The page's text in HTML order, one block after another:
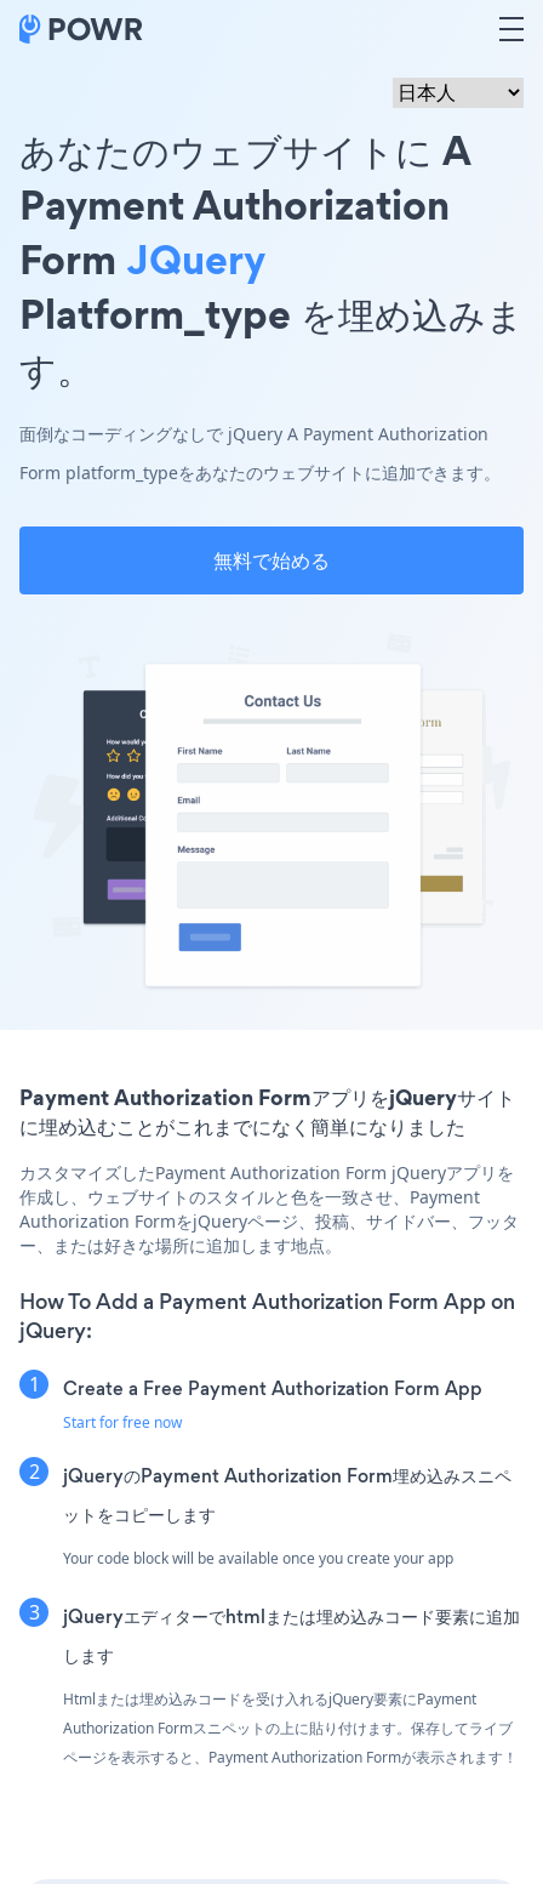
あなたのウェブサイトに A
Payment Authorization
Form JQuery
Platform_type を埋め込みま
す。
面倒なコーディングなしで jQuery A Payment Authorization
Form platform_typeをあなたのウェブサイトに追加できます。
無料で始める
Payment Authorization FormアプリをjQueryサイト
に埋め込むことがこれまでになく簡単になりました
カスタマイズしたPayment Authorization Form jQueryアプリを
作成し、ウェブサイトのスタイルと色を一致させ、Payment
Authorization FormをjQueryページ、投稿、サイドバー、フッタ
ー、または好きな場所に追加します地点。
How To Add a Payment Authorization Form App on
jQuery:
Create a Free Payment Authorization Form App
Start for free now
jQueryのPayment Authorization Form埋め込みスニペ
ットをコピーします
Your code block will be available once you create your app
jQueryエディターでhtmlまたは埋め込みコード要素に追加
します
Htmlまたは埋め込みコードを受け入れるjQuery要素にPayment
Authorization Formスニペットの上に貼り付けます。保存してライブ
ページを表示すると、Payment Authorization Formが表示されます！